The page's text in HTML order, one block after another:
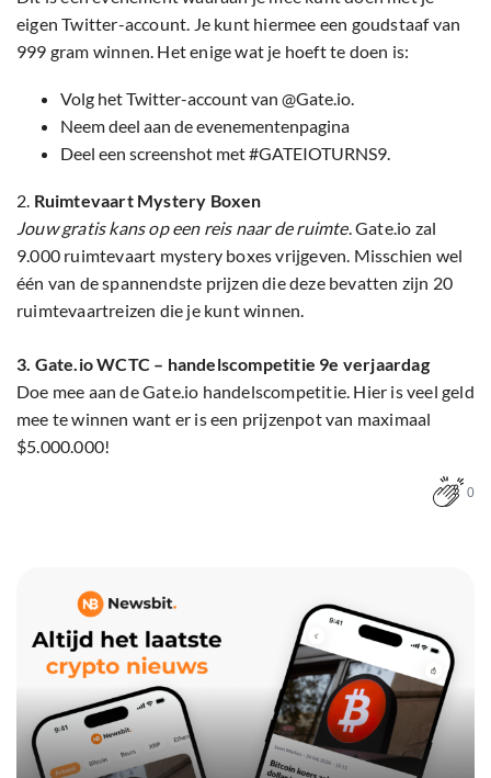
eigen Twitter-account. Je kunt hiermee een goudstaaf van
999 gram winnen. Het enige wat je hoeft te doen is:
Volg het Twitter-account van @Gate.io.
Neem deel aan de evenementenpagina
Deel een screenshot met #GATEIOTURNS9.
2. Ruimtevaart Mystery Boxen
Jouw gratis kans op een reis naar de ruimte. Gate.io zal
9.000 ruimtevaart mystery boxes vrijgeven. Misschien wel
één van de spannendste prijzen die deze bevatten zijn 20
ruimtevaartreizen die je kunt winnen.
3. Gate.io WCTC – handelscompetitie 9e verjaardag
Doe mee aan de Gate.io handelscompetitie. Hier is veel geld
mee te winnen want er is een prijzenpot van maximaal
$5.000.000!
0